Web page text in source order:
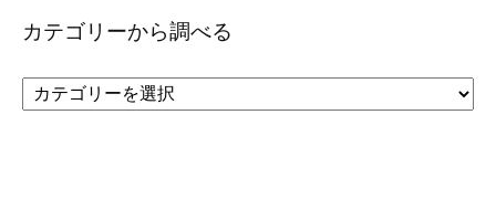
カテゴリーから調べる
カ
テ